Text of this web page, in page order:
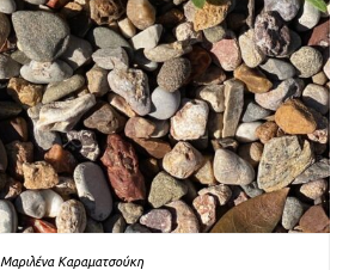
Μαριλένα Καραματσούκη